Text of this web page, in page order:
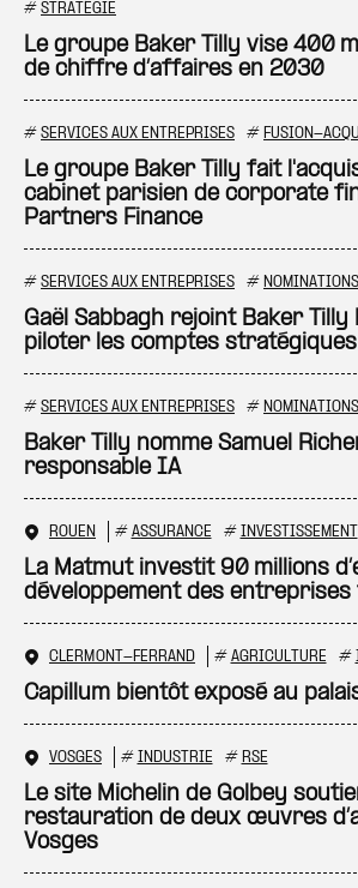
# STRATÉGIE
Le groupe Baker Tilly vise 400
de chiffre d’affaires en 2030
# SERVICES AUX ENTREPRISES # FUSION-
Le groupe Baker Tilly fait
cabinet parisien de corporate
Partners Finance
# SERVICES AUX ENTREPRISES # NOMINATIONS
Gaël Sabbagh rejoint Baker
piloter les comptes stratégiques
# SERVICES AUX ENTREPRISES # NOMINATIONS
Baker Tilly nomme Samuel
responsable IA
ROUEN # ASSURANCE # INVESTISSEMENT
La Matmut investit 90 millions
développement des entreprises
CLERMONT-FERRAND # AGRICULTURE #
Capillum bientôt exposé au
VOSGES # INDUSTRIE # RSE
Le site Michelin de Golbey
restauration de deux œuvres
Vosges